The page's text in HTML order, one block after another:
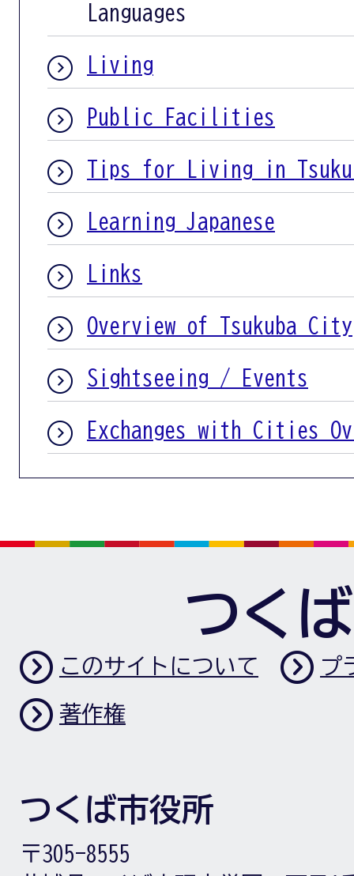
Languages
Living
Public Facilities
Tips for Living in
Learning Japanese
Links
Overview of Tsukuba City
Sightseeing / Events
Exchanges with Cities
つく
このサイトについて プ
著作権
つくば市役所
〒305-8555